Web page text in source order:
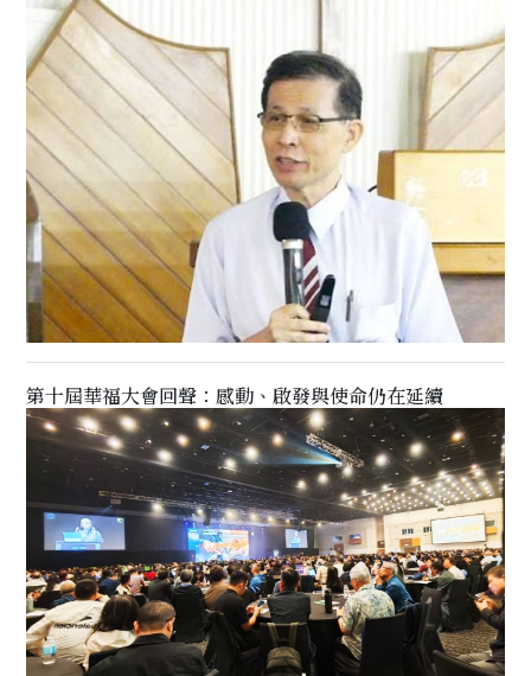
第十屆華福大會回聲：感動、啟發與使命仍在延續